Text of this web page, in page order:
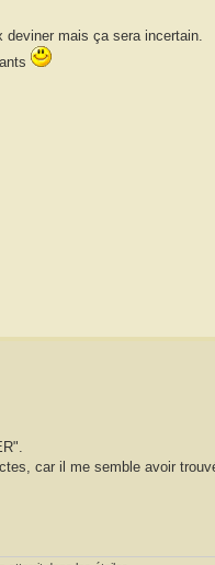
mais ça sera incertain.
car il me semble avoir